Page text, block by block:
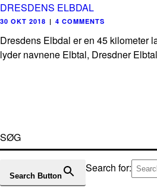
DRESDENS ELBDAL
30 OKT 2018 | 4 COMMENTS
Dresdens Elbdal er en 45 kilometer
lyder navnene Elbtal, Dresdner
SØG
Search for:
Search Button